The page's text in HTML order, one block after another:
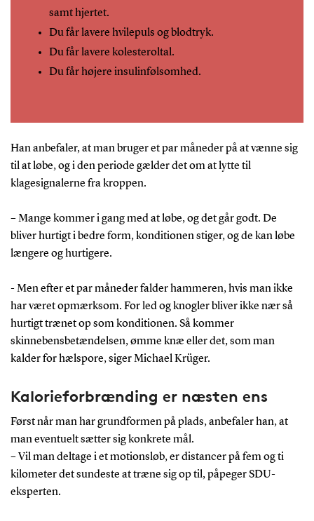
samt hjertet.
Du får lavere hvilepuls og blodtryk.
Du får lavere kolesteroltal.
Du får højere insulinfølsomhed.
Han anbefaler, at man bruger et par måneder på at vænne sig
til at løbe, og i den periode gælder det om at lytte til
klagesignalerne fra kroppen.
– Mange kommer i gang med at løbe, og det går godt. De
bliver hurtigt i bedre form, konditionen stiger, og de kan løbe
længere og hurtigere.
- Men efter et par måneder falder hammeren, hvis man ikke
har været opmærksom. For led og knogler bliver ikke nær så
hurtigt trænet op som konditionen. Så kommer
skinnebensbetændelsen, ømme knæ eller det, som man
kalder for hælspore, siger Michael Krüger.
Kalorieforbrænding er næsten ens
Først når man har grundformen på plads, anbefaler han, at
man eventuelt sætter sig konkrete mål.
– Vil man deltage i et motionsløb, er distancer på fem og ti
kilometer det sundeste at træne sig op til, påpeger SDU-
eksperten.